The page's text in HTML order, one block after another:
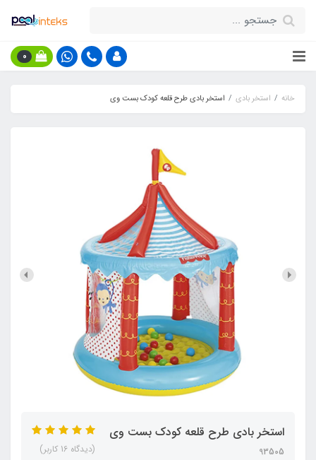
0
خانه استخر بادی استخر بادی طرح قلعه کودک بست وی
استخر بادی طرح قلعه کودک بست وی
93505 (دیدگاه 16 کاربر)